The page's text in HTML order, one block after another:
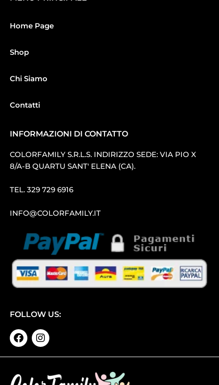
Home Page
Shop
Chi Siamo
Contatti
INFORMAZIONI DI CONTATTO
COLORFAMILY S.R.L.S. INDIRIZZO SEDE: VIA PIO X
8/A-B QUARTU SANT′ ELENA (CA).
TEL. 329 729 6916
INFO@COLORFAMILY.IT
FOLLOW US: